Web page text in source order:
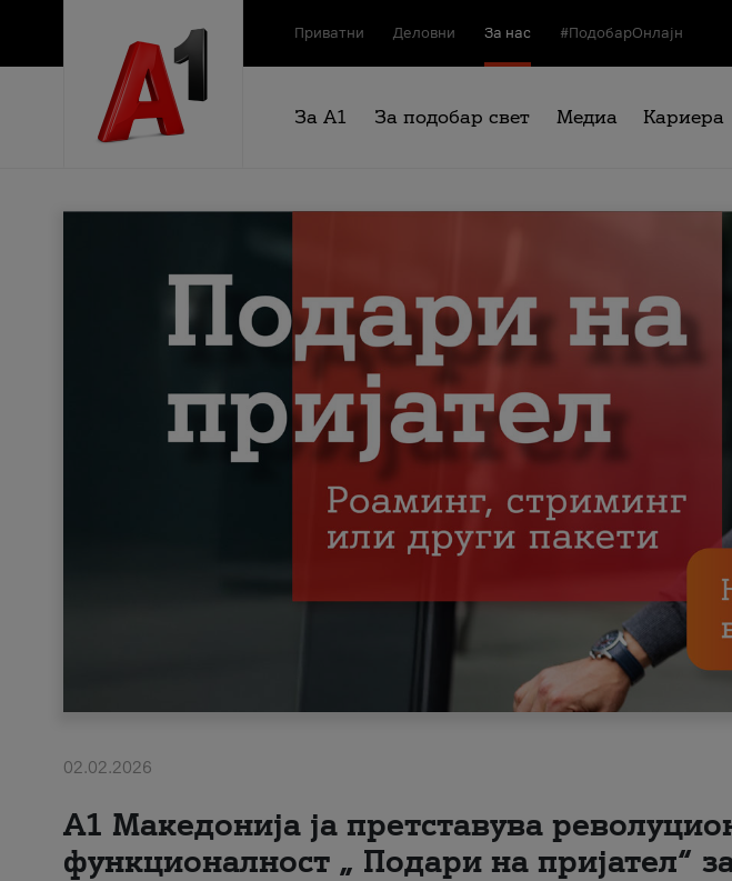
Приватни Деловни За нас #ПодобарОнлајн
За А1 За подобар свет Медиа Кариера
02.02.2026
А1 Македонија ја претставува
функционалност „ Подари на пријател“